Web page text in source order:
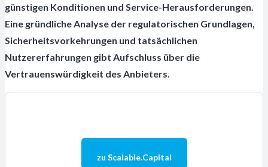
günstigen Konditionen und Service-Herausforderungen.
Eine gründliche Analyse der regulatorischen Grundlagen,
Sicherheitsvorkehrungen und tatsächlichen
Nutzererfahrungen gibt Aufschluss über die
Vertrauenswürdigkeit des Anbieters.
zu Scalable.Capital